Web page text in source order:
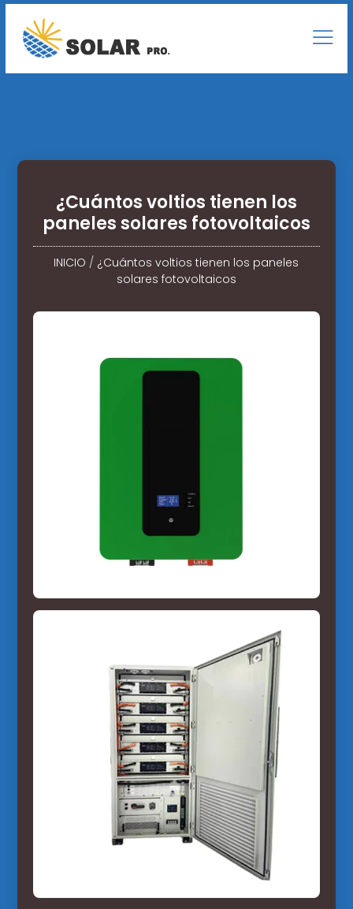
¿Cuántos voltios tienen los
paneles solares fotovoltaicos
INICIO / ¿Cuántos voltios tienen los paneles
solares fotovoltaicos